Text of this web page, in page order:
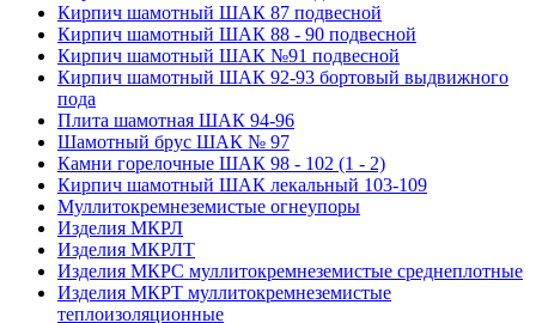
Кирпич шамотный ШАК 87 подвесной
Кирпич шамотный ШАК 88 - 90 подвесной
Кирпич шамотный ШАК №91 подвесной
Кирпич шамотный ШАК 92-93 бортовый выдвижного
пода
Плита шамотная ШАК 94-96
Шамотный брус ШАК № 97
Камни горелочные ШАК 98 - 102 (1 - 2)
Кирпич шамотный ШАК лекальный 103-109
Муллито­­кремнеземистые огнеупоры
Изделия МКРЛ
Изделия МКРЛТ
Изделия МКРС муллитокремнеземистые среднеплотные
Изделия МКРТ муллитокремнеземистые
теплоизоляционные